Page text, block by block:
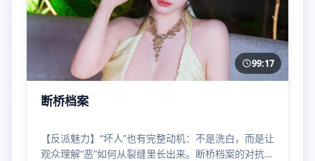
99:17
断桥档案
【反派魅力】“坏人”也有完整动机：不是洗白，而是让
观众理解“恶”如何从裂缝里长出来。断桥档案的对抗因